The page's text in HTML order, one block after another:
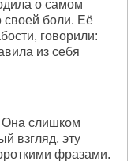
о самом
своей боли. Её
говорили:
из себя
Она слишком
взгляд, эту
фразами.